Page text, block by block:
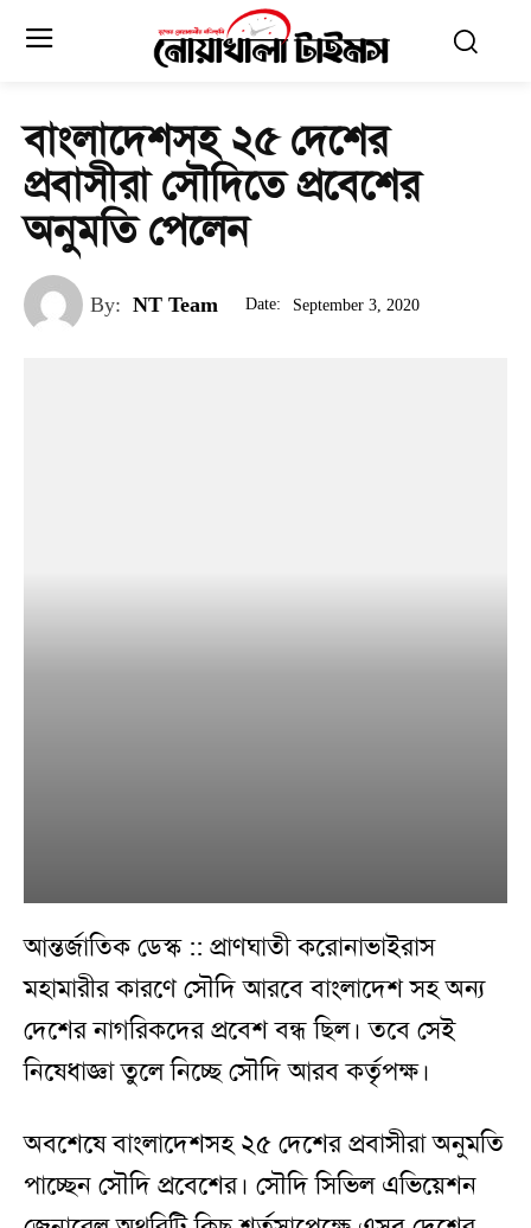
বাংলাদেশসহ ২৫ দেশের
প্রবাসীরা সৌদিতে প্রবেশের
অনুমতি পেলেন
By: NT Team Date: September 3, 2020
আন্তর্জাতিক ডেস্ক :: প্রাণঘাতী করোনাভাইরাস
মহামারীর কারণে সৌদি আরবে বাংলাদেশ সহ অন্য
দেশের নাগরিকদের প্রবেশ বন্ধ ছিল। তবে সেই
নিষেধাজ্ঞা তুলে নিচ্ছে সৌদি আরব কর্তৃপক্ষ।
অবশেষে বাংলাদেশসহ ২৫ দেশের প্রবাসীরা অনুমতি
পাচ্ছেন সৌদি প্রবেশের। সৌদি সিভিল এভিয়েশন